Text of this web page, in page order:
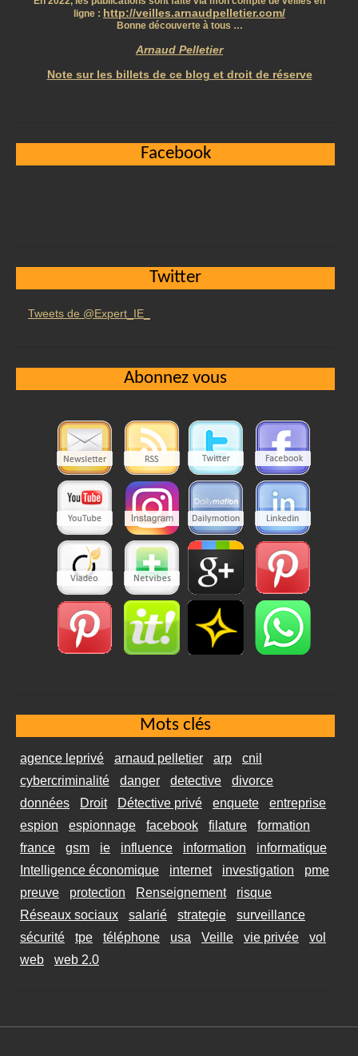
ligne : http://veilles.arnaudpelletier.com/
Bonne découverte à tous …
Arnaud Pelletier
Note sur les billets de ce blog et droit de réserve
Facebook
Twitter
Tweets de @Expert_IE_
Abonnez vous
Mots clés
agence leprivé arnaud pelletier arp
cnil
cybercriminalité
danger detective
divorce
données
Droit Détective privé enquete
entreprise
espion
espionnage facebook filature
formation
france
gsm ie influence information
informatique
Intelligence économique
internet investigation
pme
preuve
protection Renseignement
risque
Réseaux sociaux
salarié strategie
surveillance
sécurité
tpe téléphone usa Veille vie privée
vol
web
web 2.0